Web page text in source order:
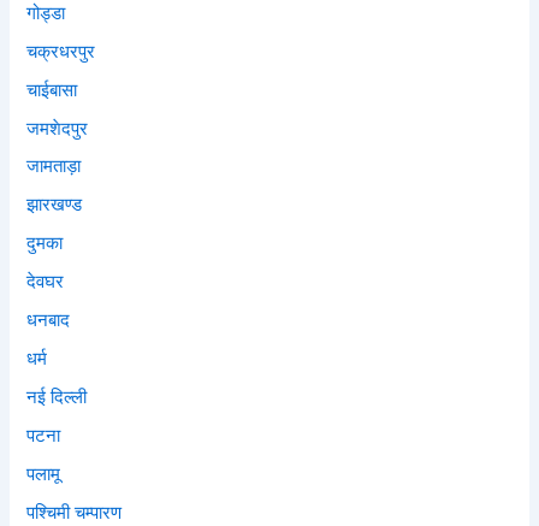
गोड्डा
चक्रधरपुर
चाईबासा
जमशेदपुर
जामताड़ा
झारखण्ड
दुमका
देवघर
धनबाद
धर्म
नई दिल्ली
पटना
पलामू
पश्चिमी चम्पारण